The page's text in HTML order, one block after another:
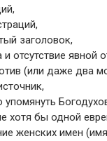
заголовок,
отсутствие явной
(или даже два
хотя бы одной
женских имен